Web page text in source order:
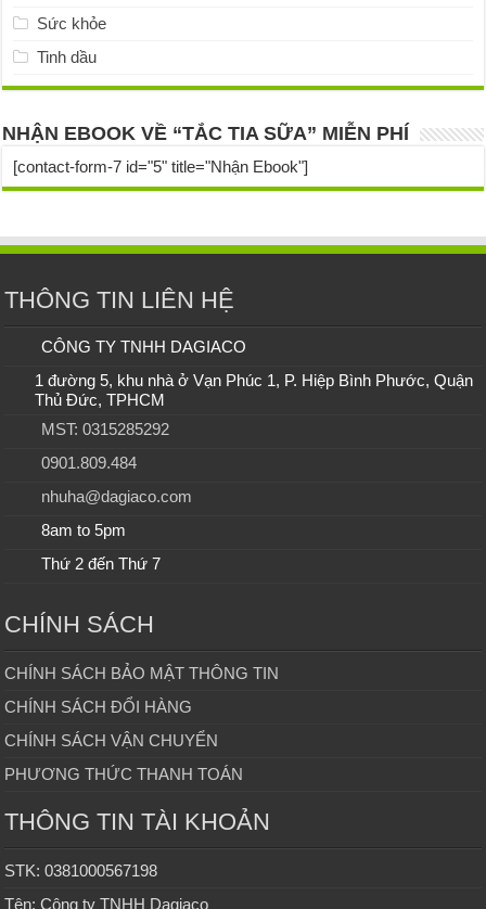
Sức khỏe
Tinh dầu
NHẬN EBOOK VỀ “TẮC TIA SỮA” MIỄN PHÍ
[contact-form-7 id="5" title="Nhận Ebook"]
THÔNG TIN LIÊN HỆ
CÔNG TY TNHH DAGIACO
1 đường 5, khu nhà ở Vạn Phúc 1, P. Hiệp Bình Phước, Quận
Thủ Đức, TPHCM
MST: 0315285292
0901.809.484
nhuha@dagiaco.com
8am to 5pm
Thứ 2 đến Thứ 7
CHÍNH SÁCH
CHÍNH SÁCH BẢO MẬT THÔNG TIN
CHÍNH SÁCH ĐỔI HÀNG
CHÍNH SÁCH VẬN CHUYỂN
PHƯƠNG THỨC THANH TOÁN
THÔNG TIN TÀI KHOẢN
STK: 0381000567198
Tên: Công ty TNHH Dagiaco